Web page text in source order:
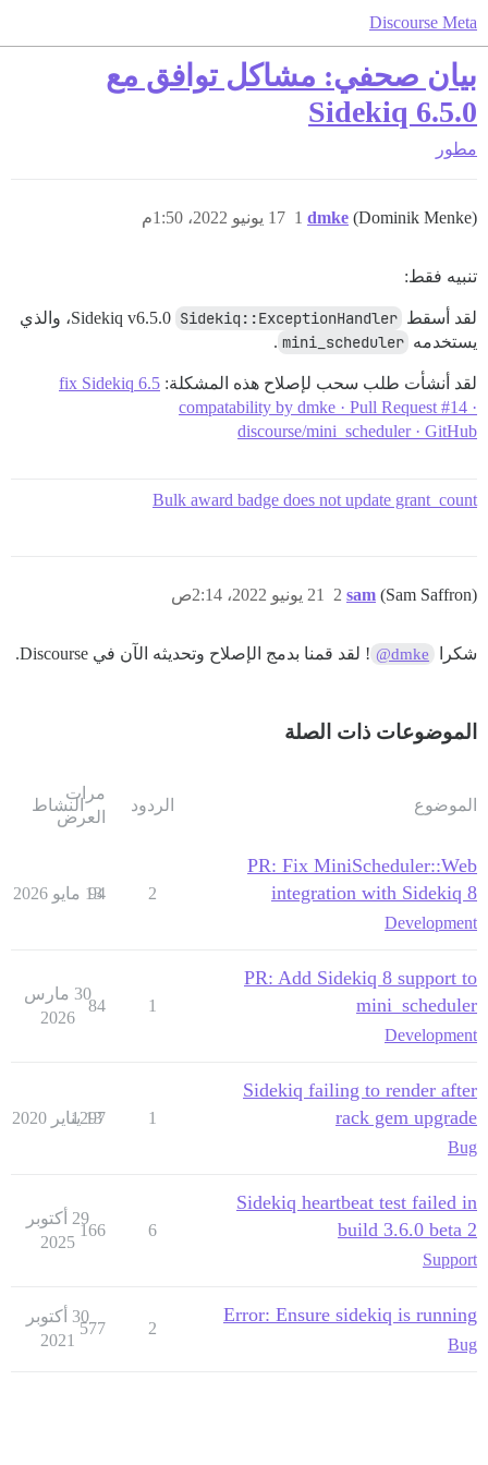
Discourse Meta
بيان صحفي: مشاكل توافق مع
Sidekiq 6.5.0
مطور
dmke (Dominik Menke) 17 يونيو 2022، 1:50م 1
تنبيه فقط:
لقد أسقط Sidekiq v6.5.0 Sidekiq::ExceptionHandler
، والذي
يستخدمه mini_scheduler
.
لقد أنشأت طلب سحب لإصلاح هذه المشكلة: fix Sidekiq 6.5
compatability by dmke · Pull Request #14 ·
discourse/mini_scheduler · GitHub
Bulk award badge does not update grant_count
sam (Sam Saffron) 21 يونيو 2022، 2:14ص 2
شكرا @dmke ! لقد قمنا بدمج الإصلاح وتحديثه الآن في Discourse.
الموضوعات ذات الصلة
الموضوع الردود
مرات
العرض
النشاط
PR: Fix MiniScheduler::Web
integration with Sidekiq 8
Development
2
94
13 مايو 2026
PR: Add Sidekiq 8 support to
mini_scheduler
Development
1
84
30 مارس
2026
Sidekiq failing to render after
rack gem upgrade
Bug
1
1297
13 يناير 2020
Sidekiq heartbeat test failed in
build 3.6.0 beta 2
Support
6
166
29 أكتوبر
2025
Error: Ensure sidekiq is running
Bug
2
577
30 أكتوبر
2021